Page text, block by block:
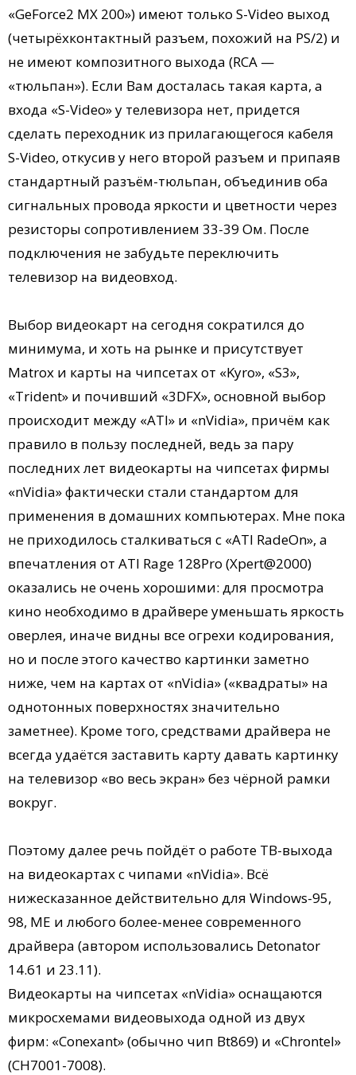
«GeForce2 MX 200») имеют только S-Video выход
(четырёхконтактный разъем, похожий на PS/2) и
не имеют композитного выхода (RCA —
«тюльпан»). Если Вам досталась такая карта, а
входа «S-Video» у телевизора нет, придется
сделать переходник из прилагающегося кабеля
S-Video, откусив у него второй разъем и припаяв
стандартный разъём-тюльпан, объединив оба
сигнальных провода яркости и цветности через
резисторы сопротивлением 33-39 Ом. После
подключения не забудьте переключить
телевизор на видеовход.
Выбор видеокарт на сегодня сократился до
минимума, и хоть на рынке и присутствует
Matrox и карты на чипсетах от «Kyro», «S3»,
«Trident» и почивший «3DFX», основной выбор
происходит между «ATI» и «nVidia», причём как
правило в пользу последней, ведь за пару
последних лет видеокарты на чипсетах фирмы
«nVidia» фактически стали стандартом для
применения в домашних компьютерах. Мне пока
не приходилось сталкиваться с «ATI RadeOn», а
впечатления от ATI Rage 128Pro (Xpert@2000)
оказались не очень хорошими: для просмотра
кино необходимо в драйвере уменьшать яркость
оверлея, иначе видны все огрехи кодирования,
но и после этого качество картинки заметно
ниже, чем на картах от «nVidia» («квадраты» на
однотонных поверхностях значительно
заметнее). Кроме того, средствами драйвера не
всегда удаётся заставить карту давать картинку
на телевизор «во весь экран» без чёрной рамки
вокруг.
Поэтому далее речь пойдёт о работе ТВ-выхода
на видеокартах c чипами «nVidia». Всё
нижесказанное действительно для Windows-95,
98, ME и любого более-менее современного
драйвера (автором использовались Detonator
14.61 и 23.11).
Видеокарты на чипсетах «nVidia» оснащаются
микросхемами видеовыхода одной из двух
фирм: «Conexant» (обычно чип Bt869) и «Chrontel»
(CH7001-7008).